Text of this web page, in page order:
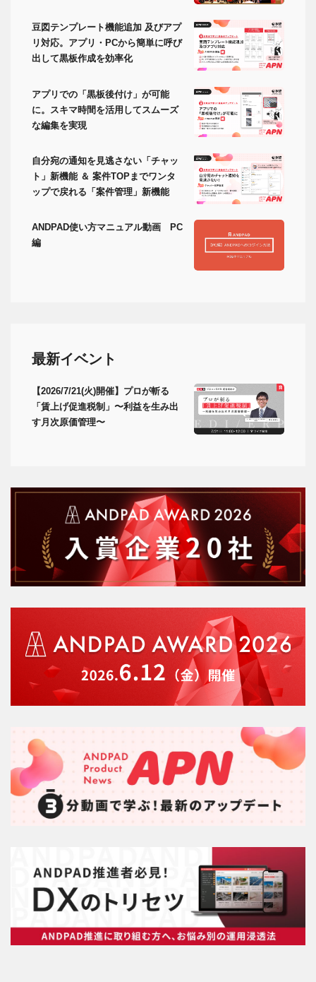
豆図テンプレート機能追加 及びアプ
リ対応。アプリ・PCから簡単に呼び
出して黒板作成を効率化
アプリでの「黒板後付け」が可能
に。スキマ時間を活用してスムーズ
な編集を実現
自分宛の通知を見逃さない「チャッ
ト」新機能 ＆ 案件TOPまでワンタ
ップで戻れる「案件管理」新機能
ANDPAD使い方マニュアル動画 PC
編
最新イベント
【2026/7/21(火)開催】プロが斬る
「賃上げ促進税制」〜利益を生み出
す月次原価管理〜